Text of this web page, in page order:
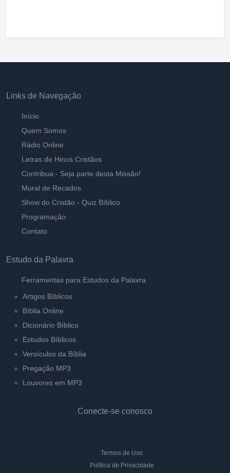
Links de Navegação
Início
Quem Somos
Rádio Online
Letras de Hinos Cristãos
Contribua - Seja parte desta Missão!
Mural de Recados
Show do Cristão - Quiz Bíblico
Programação
Contato
Estudo da Palavra
Ferramentas para Estudos da Palavra
Artigos Bíblicos
Bíblia Online
Dicionário Bíblico
Estudos Bíblicos
Versículos da Bíblia
Pregação MP3
Louvores em MP3
Conecte-se conosco
Termos de Uso
Política de Privacidade